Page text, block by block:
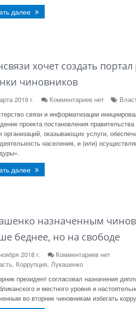
далее
хочет создать
чиновников
2019 г. Комментариев нет
связи и информатизации
проекта постановления
организаций, оказывающих услуги,
населения, и (или)
далее
назначенным
беднее, но на свободе
2018 г.
Комментариев нет
Коррупция, Лукашенко
президент согласовал назначения
и местного уровня и
во вторник чиновникам избегать